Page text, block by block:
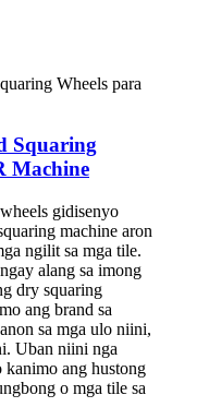
Squaring
Machine
gidisenyo
machine aron
ngilit sa mga tile.
alang sa imong
dry squaring
ang brand sa
sa mga ulo niini,
Uban niini nga
kanimo ang hustong
o mga tile sa